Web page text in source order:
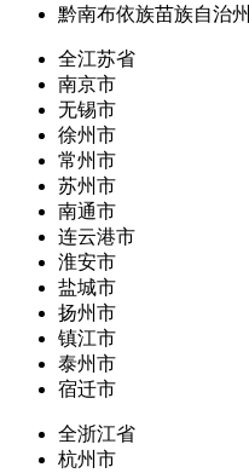
黔南布依族苗族自治州
全江苏省
南京市
无锡市
徐州市
常州市
苏州市
南通市
连云港市
淮安市
盐城市
扬州市
镇江市
泰州市
宿迁市
全浙江省
杭州市